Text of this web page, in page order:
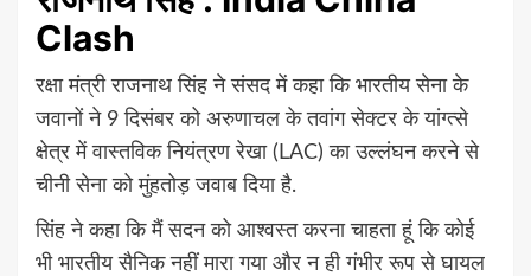
Clash
रक्षा मंत्री राजनाथ सिंह ने संसद में कहा कि भारतीय सेना के
जवानों ने 9 दिसंबर को अरुणाचल के तवांग सेक्टर के यांग्त्से
क्षेत्र में वास्तविक नियंत्रण रेखा (LAC) का उल्लंघन करने से
चीनी सेना को मुंहतोड़ जवाब दिया है.
सिंह ने कहा कि मैं सदन को आश्वस्त करना चाहता हूं कि कोई
भी भारतीय सैनिक नहीं मारा गया और न ही गंभीर रूप से घायल